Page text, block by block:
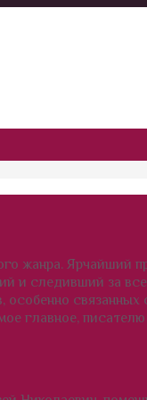
жанра. Ярчайший
и следивший за
связанных
главное, писателю